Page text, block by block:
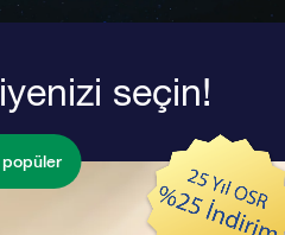
seçin!
popüler